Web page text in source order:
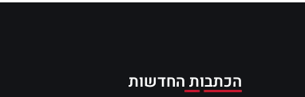
הכתבות החדשות